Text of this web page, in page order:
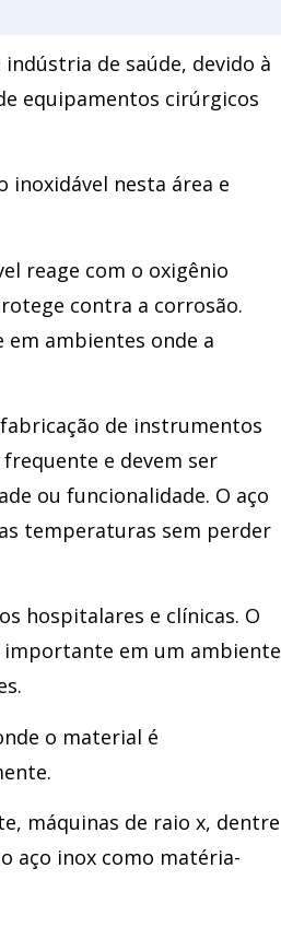
de saúde, devido à
equipamentos cirúrgicos
inoxidável nesta área e
reage com o oxigênio
contra a corrosão.
ambientes onde a
de instrumentos
e devem ser
ou funcionalidade. O aço
temperaturas sem perder
hospitalares e clínicas. O
importante em um ambiente
o material é
máquinas de raio x, dentre
aço inox como matéria-